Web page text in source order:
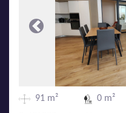
IMMOBILIER NEUF
LOCATIONS DE VACANCES
ENTREPRISES
DEVENIR FRANCHISÉ
AJP Recrute
Précédente
91 m² 0 m²